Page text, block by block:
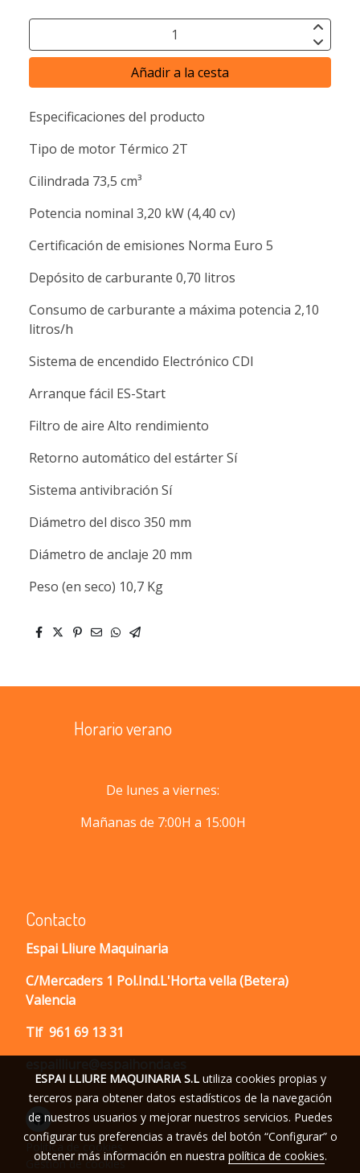
Añadir a la cesta
Especificaciones del producto
Tipo de motor Térmico 2T
Cilindrada 73,5 cm³
Potencia nominal 3,20 kW (4,40 cv)
Certificación de emisiones Norma Euro 5
Depósito de carburante 0,70 litros
Consumo de carburante a máxima potencia 2,10
litros/h
Sistema de encendido Electrónico CDI
Arranque fácil ES-Start
Filtro de aire Alto rendimiento
Retorno automático del estárter Sí
Sistema antivibración Sí
Diámetro del disco 350 mm
Diámetro de anclaje 20 mm
Peso (en seco) 10,7 Kg
Horario verano
De lunes a viernes:
Mañanas de 7:00H a 15:00H
Contacto
Espai Lliure Maquinaria
C/Mercaders 1 Pol.Ind.L'Horta vella (Betera)
Valencia
Tlf 961 69 13 31
Política de cookies
Gestión de cookies
ESPAI LLIURE MAQUINARIA S.Lutiliza cookies propias y
terceros para obtener datos estadísticos de la navegación
de nuestros usuarios y mejorar nuestros servicios. Puedes
configurar tus preferencias a través del botón “Configurar” o
obtener más información en nuestra política de cookies.